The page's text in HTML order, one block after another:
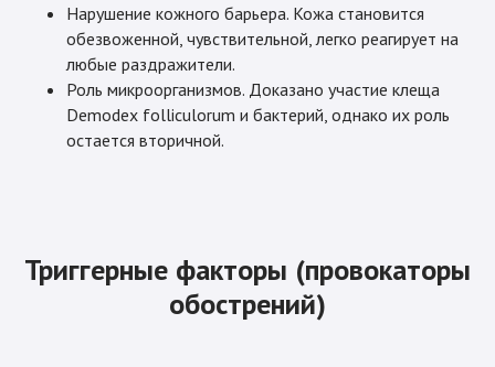
Нарушение кожного барьера. Кожа становится
обезвоженной, чувствительной, легко реагирует на
любые раздражители.
Роль микроорганизмов. Доказано участие клеща
Demodex folliculorum и бактерий, однако их роль
остается вторичной.
Триггерные факторы (провокаторы
обострений)